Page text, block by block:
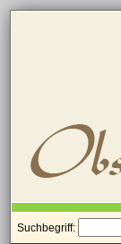
Suchbegriff: